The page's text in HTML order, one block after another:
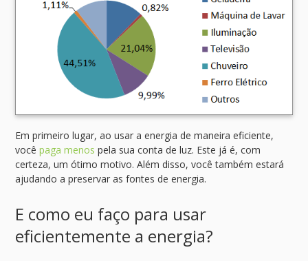
Em primeiro lugar, ao usar a energia de maneira eficiente,
você paga menospela sua conta de luz. Este já é, com
certeza, um ótimo motivo. Além disso, você também estará
ajudando a preservar as fontes de energia.
E como eu faço para usar
eficientemente a energia?